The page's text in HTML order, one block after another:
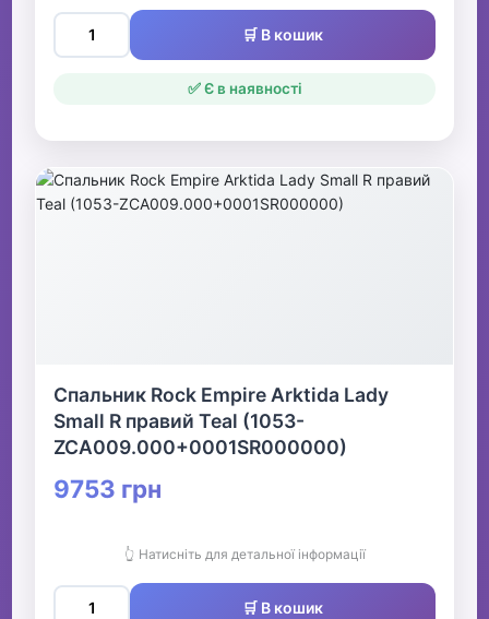
🛒 В кошик
✅ Є в наявності
Спальник Rock Empire Arktida Lady
Small R правий Teal (1053-
ZCA009.000+0001SR000000)
9753 грн
👆 Натисніть для детальної інформації
🛒 В кошик